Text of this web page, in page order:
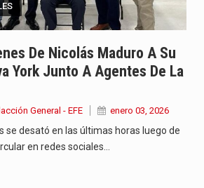
La comedia romántica escrita y dirigida por Dago García cuenta…
El nuevo sello discográfico fue presentado en Bogotá con un…
El Grupo Planeta presenta una nueva selección editorial para este…
De Nicolás Maduro A Su
York Junto A Agentes De La
General - EFE enero 03, 2026
se desató en las últimas horas luego de
en redes sociales…